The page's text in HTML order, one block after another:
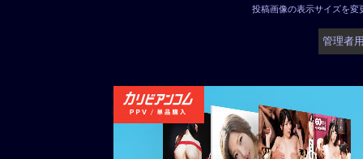
投稿画像の表示サイズを変
管理者